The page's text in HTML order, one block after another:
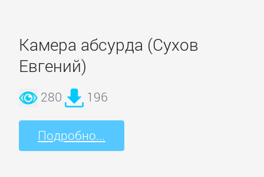
Камера абсурда (Сухов
Евгений)
280 196
Подробно...
Развлечения
Огород